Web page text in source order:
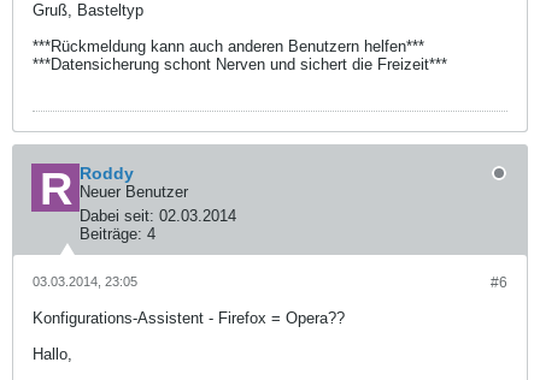
Gruß, Basteltyp
***Rückmeldung kann auch anderen Benutzern helfen***
***Datensicherung schont Nerven und sichert die Freizeit***
Roddy
Neuer Benutzer
Dabei seit: 02.03.2014
Beiträge: 4
#6
03.03.2014, 23:05
Konfigurations-Assistent - Firefox = Opera??
Hallo,